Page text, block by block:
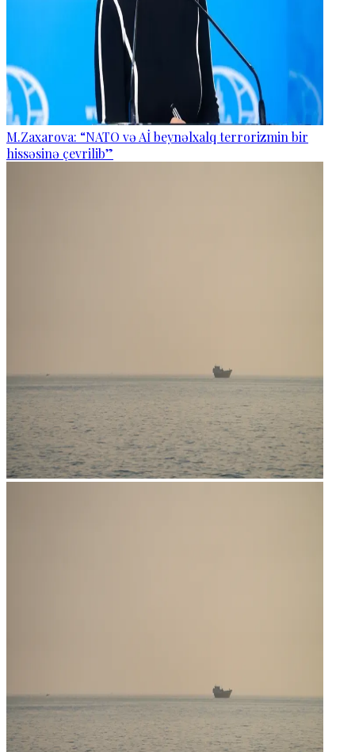
M.Zaxarova: “NATO və Aİ beynəlxalq terrorizmin bir
hissəsinə çevrilib”